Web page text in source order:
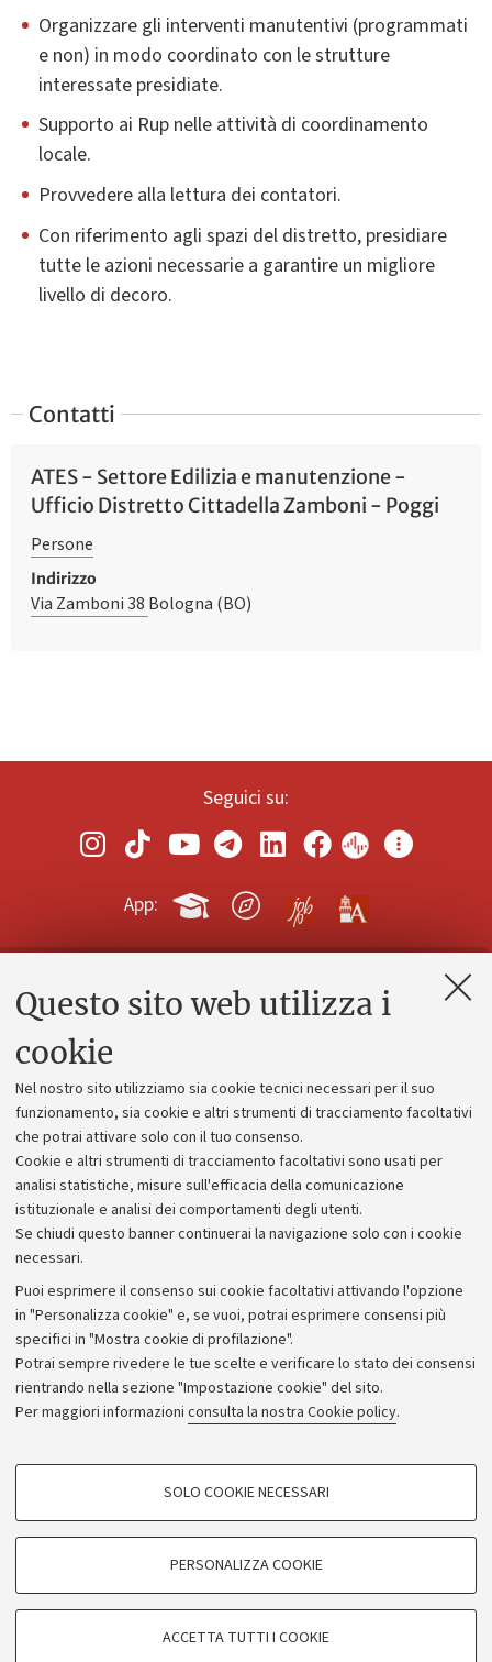
Questo sito web utilizza i
cookie
Nel nostro sito utilizziamo sia cookie tecnici necessari per il suo
funzionamento, sia cookie e altri strumenti di tracciamento facoltativi
che potrai attivare solo con il tuo consenso.
Cookie e altri strumenti di tracciamento facoltativi sono usati per
analisi statistiche, misure sull'efficacia della comunicazione
istituzionale e analisi dei comportamenti degli utenti.
Se chiudi questo banner continuerai la navigazione solo con i cookie
necessari.
Puoi esprimere il consenso sui cookie facoltativi attivando l'opzione
in "Personalizza cookie" e, se vuoi, potrai esprimere consensi più
specifici in "Mostra cookie di profilazione".
Potrai sempre rivedere le tue scelte e verificare lo stato dei consensi
rientrando nella sezione "Impostazione cookie" del sito.
Per maggiori informazioni consulta la nostra Cookie policy.
COOKIE DI PROFILAZIONE - FACOLTATIVI
COOKIE TECNICI - NECESSARI
SOLO COOKIE NECESSARI
PERSONALIZZA COOKIE
ACCETTA TUTTI I COOKIE
Organizzare gli interventi manutentivi (programmati
e non) in modo coordinato con le strutture
interessate presidiate.
Supporto ai Rup nelle attività di coordinamento
locale.
Provvedere alla lettura dei contatori.
Con riferimento agli spazi del distretto, presidiare
tutte le azioni necessarie a garantire un migliore
livello di decoro.
Contatti
ATES - Settore Edilizia e manutenzione -
Ufficio Distretto Cittadella Zamboni - Poggi
Persone
Indirizzo
Via Zamboni 38 Bologna (BO)
Seguici su:
App:
Contatti e PEC
Alumni community
Piano strategico
Bilanci
Donazioni e 5x1000
Bandi, gare e concorsi
Albo online
Amministrazione trasparente
Atti di notifica
Informazioni sul sito e accessibilità
Dichiarazione di accessibilità
Privacy e note legali
Impostazioni Cookie
©Copyright 2026 - ALMA MATER STUDIORUM - Università di
Bologna - Via Zamboni,33 - 40126Bologna - PI: